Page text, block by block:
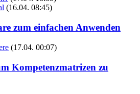
(16.04. 08:45)
zum einfachen Anwenden
(17.04. 00:07)
Kompetenzmatrizen zu